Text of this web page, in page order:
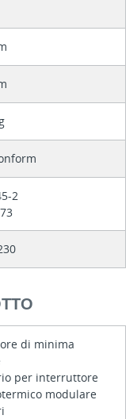
2
di minima
per interruttore
modulare